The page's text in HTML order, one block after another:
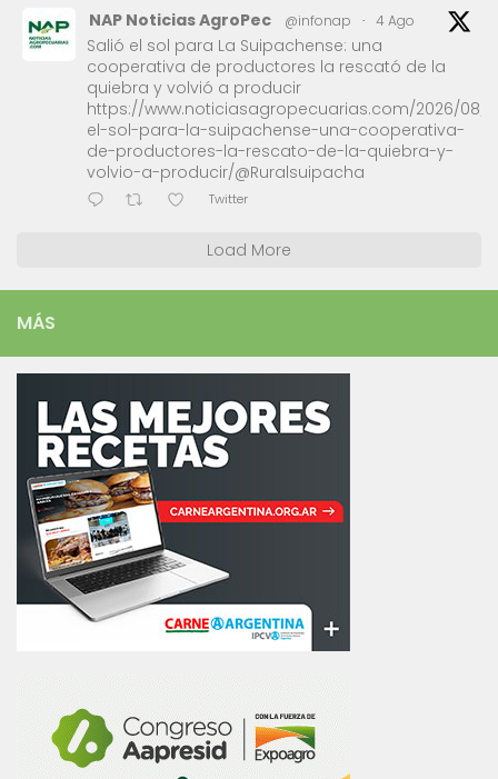
NAP Noticias AgroPec @infonap · 4 Ago
Salió el sol para La Suipachense: una
cooperativa de productores la rescató de la
quiebra y volvió a producir
https://www.noticiasagropecuarias.com/2026/08/
el-sol-para-la-suipachense-una-cooperativa-
de-productores-la-rescato-de-la-quiebra-y-
volvio-a-producir/@Ruralsuipacha
Twitter
Load More
MÁS